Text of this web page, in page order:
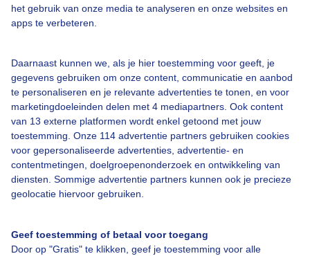
het gebruik van onze media te analyseren en onze websites en
apps te verbeteren.
Daarnaast kunnen we, als je hier toestemming voor geeft, je
gegevens gebruiken om onze content, communicatie en aanbod
te personaliseren en je relevante advertenties te tonen, en voor
marketingdoeleinden delen met 4 mediapartners. Ook content
van 13 externe platformen wordt enkel getoond met jouw
toestemming. Onze 114 advertentie partners gebruiken cookies
voor gepersonaliseerde advertenties, advertentie- en
contentmetingen, doelgroepenonderzoek en ontwikkeling van
diensten. Sommige advertentie partners kunnen ook je precieze
geolocatie hiervoor gebruiken.
Geef toestemming of betaal voor toegang
Door op "Gratis" te klikken, geef je toestemming voor alle
Een moment geduld aub...
Over Buienradar
Veelgestelde vragen